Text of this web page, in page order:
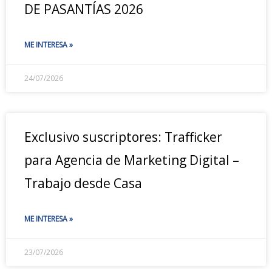
DE PASANTÍAS 2026
ME INTERESA »
24/07/2026
Exclusivo suscriptores: Trafficker
para Agencia de Marketing Digital –
Trabajo desde Casa
ME INTERESA »
23/07/2026